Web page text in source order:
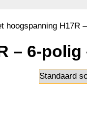
hoogspanning H17R
– 6-polig